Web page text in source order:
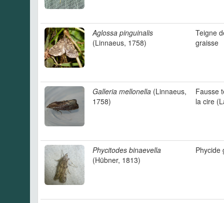
Aglossa pinguinalis
(Linnaeus, 1758)
Teigne
graisse
Galleria mellonella (Linnaeus,
1758)
Fausse
la cire
Phycitodes binaevella
(Hübner, 1813)
Phycide